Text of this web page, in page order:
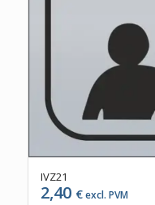
IVZ21
2,40 €excl. PVM